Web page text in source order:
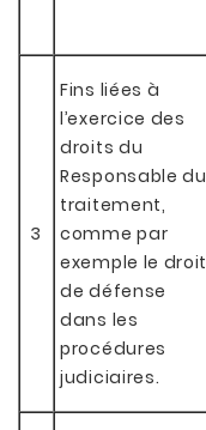
3
Fins liées à
l’exercice des
droits du
Responsable du
traitement,
comme par
exemple le droit
de défense
dans les
procédures
judiciaires.